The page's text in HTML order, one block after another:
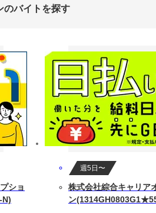
のバイトを探す
ショ
N)
週5日〜
株式会社綜合キャリア
ン